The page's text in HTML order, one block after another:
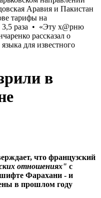
в
что французский
отношениях" с
Фарахани - и
в прошлом году